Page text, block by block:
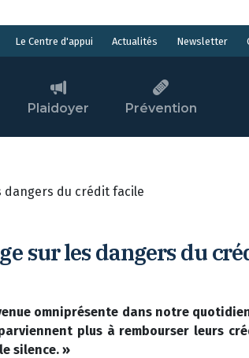
Le Centre d'appui Actualités Newsletter
Plaidoyer Prévention
dangers du crédit facile
sur les dangers du
omniprésente dans notre
plus à rembourser leurs
silence. »